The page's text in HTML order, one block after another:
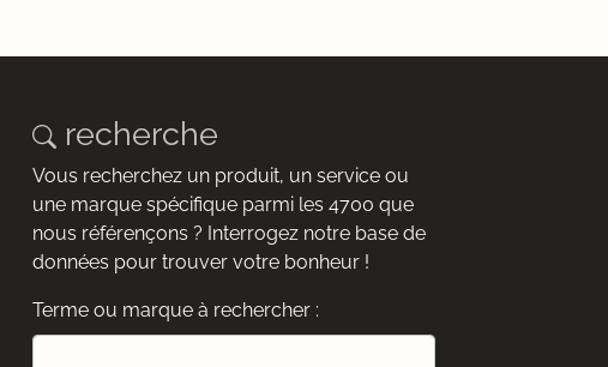
recherche
Vous recherchez un produit, un service ou
une marque spécifique parmi les 4700 que
nous référençons ? Interrogez notre base de
données pour trouver votre bonheur !
Terme ou marque à rechercher :